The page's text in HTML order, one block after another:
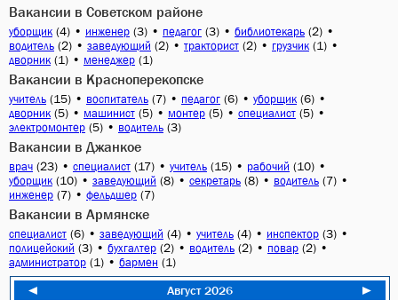
Вакансии в Советском районе
уборщик (4) • инженер (3) • педагог (3) • библиотекарь (2) •
водитель (2) • заведующий (2) • тракторист (2) • грузчик (1) •
дворник (1) • менеджер (1)
Вакансии в Красноперекопске
учитель (15) • воспитатель (7) • педагог (6) • уборщик (6) •
дворник (5) • машинист (5) • монтер (5) • специалист (5) •
электромонтер (5) • водитель (3)
Вакансии в Джанкое
врач (23) • специалист (17) • учитель (15) • рабочий (10) •
уборщик (10) • заведующий (8) • секретарь (8) • водитель (7) •
инженер (7) • фельдшер (7)
Вакансии в Армянске
специалист (6) • заведующий (4) • учитель (4) • инспектор (3) •
полицейский (3) • бухгалтер (2) • водитель (2) • повар (2) •
администратор (1) • бармен (1)
◄
Август 2026
►